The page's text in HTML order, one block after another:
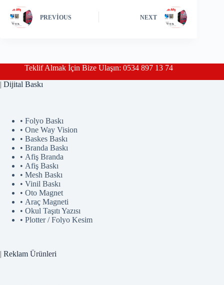
PREVIOUS NEXT
Teklif Almak İçin Bize Ulaşın: 0534 897 13 74
| Dijital Baskı
• Folyo Baskı
• One Way Vision
• Baskes Baskı
• Branda Baskı
• Afiş Branda
• Afiş Baskı
• Mesh Baskı
• Vinil Baskı
• Oto Magnet
• Araç Magneti
• Okul Taşıtı Yazısı
• Plotter / Folyo Kesim
| Reklam Ürünleri